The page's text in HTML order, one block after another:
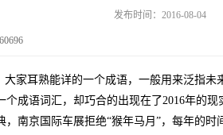
发布时间：2016-08-04
大家耳熟能详的一个成语，一般用来泛指
个成语词汇，却巧合的出现在了2016年的
，南京国际车展拒绝“猴年马月”，每年的时